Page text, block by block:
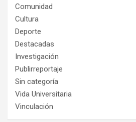
Comunidad
Cultura
Deporte
Destacadas
Investigación
Publirreportaje
Sin categoría
Vida Universitaria
Vinculación